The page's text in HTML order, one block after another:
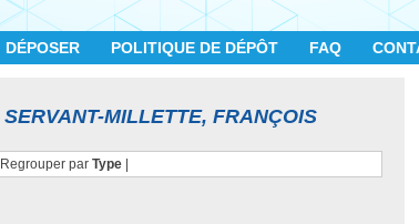
DÉPOSER POLITIQUE DE DÉPÔT FAQ
SERVANT-MILLETTE, FRANÇOIS
Regrouper par Type|